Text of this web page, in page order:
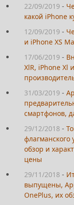
22/09/2019 -
какой iPhone
12/09/2019 -
и iPhone XS
17/06/2019 -
XlR, iPhone Xl
31/03/2019 -
смартфонов,
29/12/2018 -
флагманского
обзор и
цены
29/11/2018 -
выпущены,
OnePlus, их